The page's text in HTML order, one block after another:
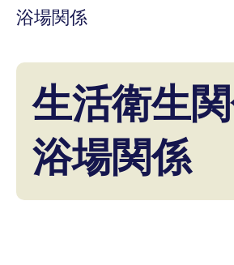
浴場関係
生活衛生
浴場関係